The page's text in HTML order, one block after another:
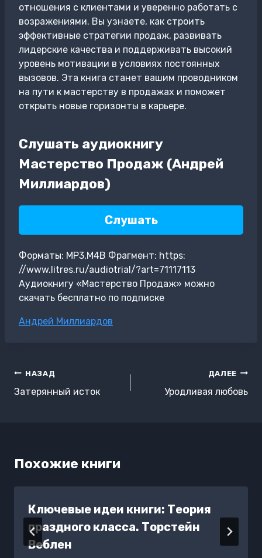
отношения с клиентами и уверенно работать с
возражениями. Вы узнаете, как строить
эффективные стратегии продаж, развивать
лидерские качества и поддерживать высокий
уровень мотивации в условиях постоянных
вызовов. Эта книга станет вашим проводником
на пути к мастерству в продажах и поможет
открыть новые горизонты в карьере.
Слушать аудиокнигу
Мастерство Продаж (Андрей
Миллиардов)
Слушать
Форматы: MP3,M4B Фрагмент: https:
//www.litres.ru/audiotrial/?art=71117113
Аудиокнигу «Мастерство Продаж» можно
скачать бесплатно по подписке
Метки
Андрей Миллиардов
Навигация
по
НАЗАД
Затерянный исток
ДАЛЕЕ
Уродливая любовь
Похожие книги
Ключевые идеи книги: Теория
праздного класса. Торстейн
Веблен